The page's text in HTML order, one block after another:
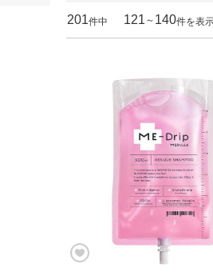
201件中 121 ～ 140件を表